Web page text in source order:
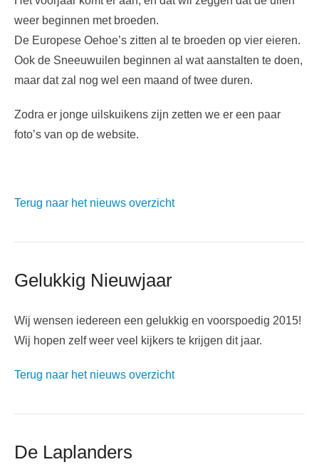
weer beginnen met broeden.
De Europese Oehoe’s zitten al te broeden op vier eieren.
Ook de Sneeuwuilen beginnen al wat aanstalten te doen,
maar dat zal nog wel een maand of twee duren.
Zodra er jonge uilskuikens zijn zetten we er een paar
foto’s van op de website.
Terug naar het nieuws overzicht
Gelukkig Nieuwjaar
Wij wensen iedereen een gelukkig en voorspoedig 2015!
Wij hopen zelf weer veel kijkers te krijgen dit jaar.
Terug naar het nieuws overzicht
De Laplanders